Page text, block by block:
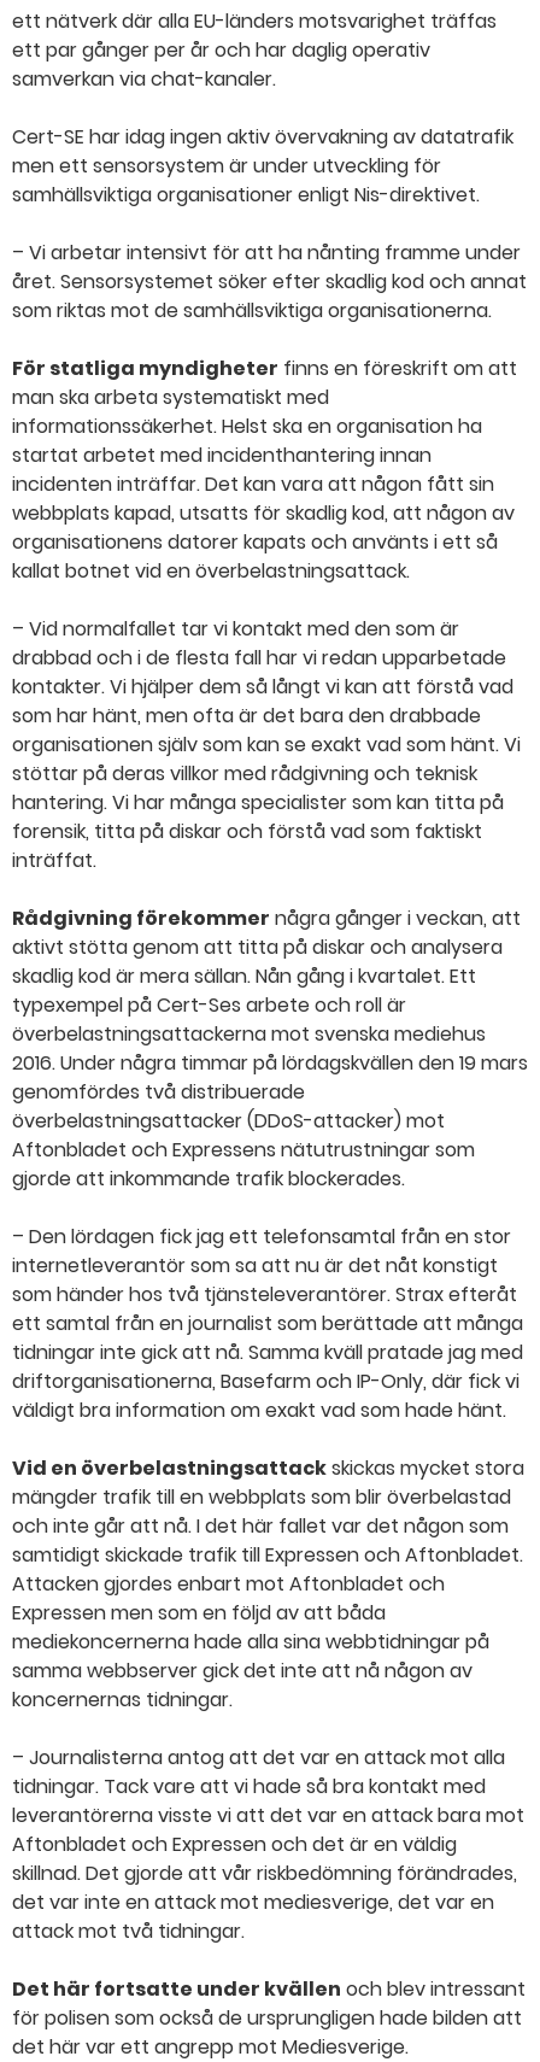
ett nätverk där alla EU-länders motsvarighet träffas
ett par gånger per år och har daglig operativ
samverkan via chat-kanaler.
Cert-SE har idag ingen aktiv övervakning av datatrafik
men ett sensorsystem är under utveckling för
samhällsviktiga organisationer enligt Nis-direktivet.
– Vi arbetar intensivt för att ha nånting framme under
året. Sensorsystemet söker efter skadlig kod och annat
som riktas mot de samhällsviktiga organisationerna.
För statliga myndigheter finns en föreskrift om att
man ska arbeta systematiskt med
informationssäkerhet. Helst ska en organisation ha
startat arbetet med incidenthantering innan
incidenten inträffar. Det kan vara att någon fått sin
webbplats kapad, utsatts för skadlig kod, att någon av
organisationens datorer kapats och använts i ett så
kallat botnet vid en överbelastningsattack.
– Vid normalfallet tar vi kontakt med den som är
drabbad och i de flesta fall har vi redan upparbetade
kontakter. Vi hjälper dem så långt vi kan att förstå vad
som har hänt, men ofta är det bara den drabbade
organisationen själv som kan se exakt vad som hänt. Vi
stöttar på deras villkor med rådgivning och teknisk
hantering. Vi har många specialister som kan titta på
forensik, titta på diskar och förstå vad som faktiskt
inträffat.
Rådgivning förekommer några gånger i veckan, att
aktivt stötta genom att titta på diskar och analysera
skadlig kod är mera sällan. Nån gång i kvartalet. Ett
typexempel på Cert-Ses arbete och roll är
överbelastningsattackerna mot svenska mediehus
2016. Under några timmar på lördagskvällen den 19 mars
genomfördes två distribuerade
överbelastningsattacker (DDoS-attacker) mot
Aftonbladet och Expressens nätutrustningar som
gjorde att inkommande trafik blockerades.
– Den lördagen fick jag ett telefonsamtal från en stor
internetleverantör som sa att nu är det nåt konstigt
som händer hos två tjänsteleverantörer. Strax efteråt
ett samtal från en journalist som berättade att många
tidningar inte gick att nå. Samma kväll pratade jag med
driftorganisationerna, Basefarm och IP-Only, där fick vi
väldigt bra information om exakt vad som hade hänt.
Vid en överbelastningsattackskickas mycket stora
mängder trafik till en webbplats som blir överbelastad
och inte går att nå. I det här fallet var det någon som
samtidigt skickade trafik till Expressen och Aftonbladet.
Attacken gjordes enbart mot Aftonbladet och
Expressen men som en följd av att båda
mediekoncernerna hade alla sina webbtidningar på
samma webbserver gick det inte att nå någon av
koncernernas tidningar.
– Journalisterna antog att det var en attack mot alla
tidningar. Tack vare att vi hade så bra kontakt med
leverantörerna visste vi att det var en attack bara mot
Aftonbladet och Expressen och det är en väldig
skillnad. Det gjorde att vår riskbedömning förändrades,
det var inte en attack mot mediesverige, det var en
attack mot två tidningar.
Det här fortsatte under kvällen och blev intressant
för polisen som också de ursprungligen hade bilden att
det här var ett angrepp mot Mediesverige.